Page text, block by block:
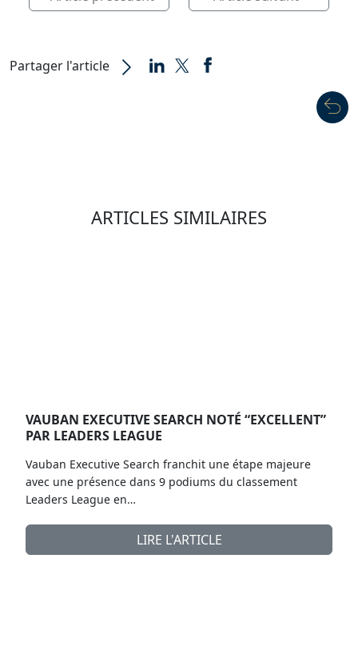
Partager l'article
ARTICLES SIMILAIRES
VAUBAN EXECUTIVE SEARCH NOTÉ “EXCELLENT”
PAR LEADERS LEAGUE
Vauban Executive Search franchit une étape majeure
avec une présence dans 9 podiums du classement
Leaders League en…
LIRE L'ARTICLE